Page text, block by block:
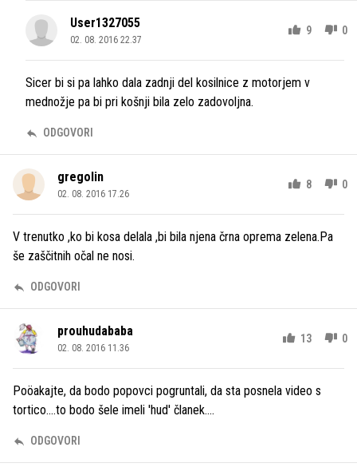
User1327055
02. 08. 2016 22.37
9 0
Sicer bi si pa lahko dala zadnji del kosilnice z motorjem v
mednožje pa bi pri košnji bila zelo zadovoljna.
ODGOVORI
gregolin
02. 08. 2016 17.26
8 0
V trenutko ,ko bi kosa delala ,bi bila njena črna oprema zelena.Pa
še zaščitnih očal ne nosi.
ODGOVORI
prouhudababa
02. 08. 2016 11.36
13 0
Poöakajte, da bodo popovci pogruntali, da sta posnela video s
tortico....to bodo šele imeli 'hud' članek....
ODGOVORI